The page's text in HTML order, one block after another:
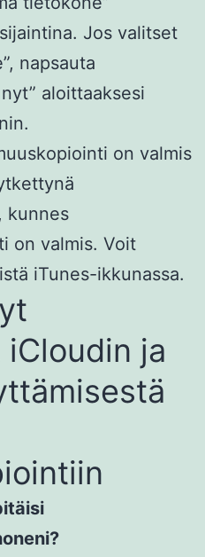
Jos valitset
napsauta
aloittaaksesi
on valmis
kunnes
on valmis. Voit
iTunes-ikkunassa.
ja